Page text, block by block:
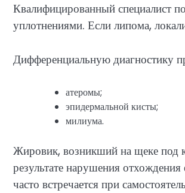
Квалифицированный специалист
уплотнениями. Если липома,
Дифференциальную диагностику
атеромы;
эпидермальной кисты;
милиума.
Жировик, возникший на щеке под
результате нарушения
часто встречается при